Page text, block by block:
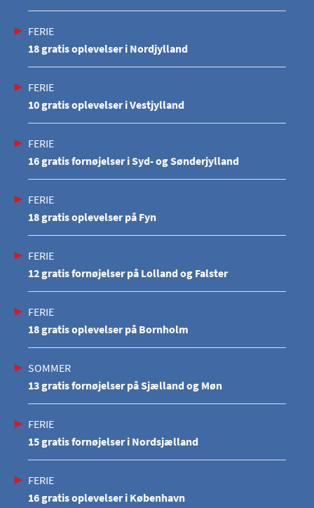
FERIE
18 gratis oplevelser i Nordjylland
FERIE
10 gratis oplevelser i Vestjylland
FERIE
16 gratis fornøjelser i Syd- og Sønderjylland
FERIE
18 gratis oplevelser på Fyn
FERIE
12 gratis fornøjelser på Lolland og Falster
FERIE
18 gratis oplevelser på Bornholm
SOMMER
13 gratis fornøjelser på Sjælland og Møn
FERIE
15 gratis fornøjelser i Nordsjælland
FERIE
16 gratis oplevelser i København